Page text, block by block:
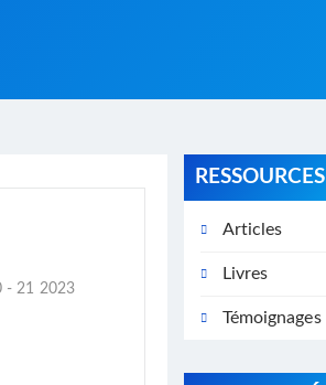
- 21 2023
RESSOURCES
Articles
Livres
Témoignages